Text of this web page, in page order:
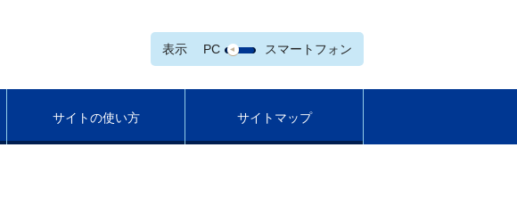
表示 PC スマートフォン
サイトの使い方 サイトマップ